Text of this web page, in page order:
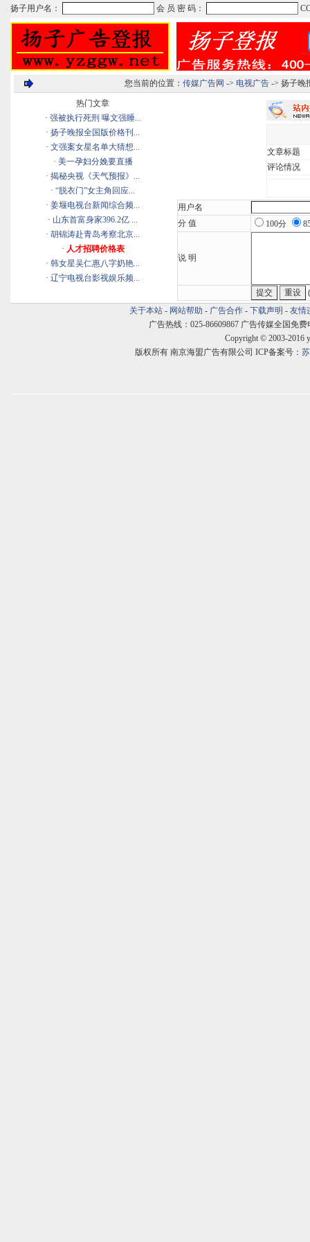
您当前的位置： 传媒广告网 -> 电视广告-> 扬子晚
热门文章
· 强被执行死刑 曝文强睡...
· 扬子晚报全国版价格刊...
· 文强案女星名单大猜想...
· 美一孕妇分娩要直播
· 揭秘央视《天气预报》...
· “脱衣门”女主角回应...
· 姜堰电视台新闻综合频...
· 山东首富身家396.2亿 ...
· 胡锦涛赴青岛考察北京...
· 人才招聘价格表
· 韩女星吴仁惠八字奶艳...
· 辽宁电视台影视娱乐频...
文章标题
评论情况
用户名
分 值
100分
说 明
关于本站 - 网站帮助 - 广告合作 - 下载声明 - 友情
广告热线：025-86609867 广告传媒全国免费
Copyright © 2003-2016
版权所有 南京海盟广告有限公司 ICP备案号：